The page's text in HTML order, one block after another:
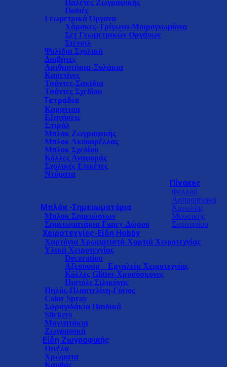
Παλέτες Ζωγραφικής
Ποδιές
Γεωμετρικά Όργανα
Χάρακες-Τρίγωνα-Μοιρογνωμόνια
Σετ Γεωμετρικών Οργάνων
Στένσιλ
Ψαλίδια Σχολικά
Διαβήτες
Αριθμητήρια-Ξυλάκια
Κασετίνες
Τσάντες-Σακίδια
Τσάντες Σχεδίου
Τετράδια
Καρφίτσα
Εξηγήσεις
Σπιράλ
Μπλοκ Ζωγραφικής
Μπλοκ Ακουαρέλλας
Μπλοκ Σχεδίου
Κόλλες Αναφοράς
Σχολικές Ετικέτες
Ντύματα
Μπλόκ -Σημειωματάρια
Μπλοκ Σημειώσεων
Σημειωματάρια Fancy-Δώρου
Πίνακες
Φελλού
Ασπροπίνακα
Κιμωλίας
Μουσικής
Σεμιναρίου
Χειροτεχνίες-Είδη Hobby
Χαρτόνια Χρωματιστά-Χαρτιά Χειροτεχνίας
Υλικά Χειροτεχνίας
Decoration
Αξεσουάρ – Εργαλεία Χειροτεχνίας
Κόλλες Glitter-Xρυσόσκονες
Πιστόλι Σιλικόνης
Πηλός-Πλαστελίνη-Γύψος
Color Spray
Σφραγιδάκια Παιδικά
Stickers
Μαγνητάκια
Ζωγραφική
Είδη Ζωγραφικής
Πινέλα
Χρώματα
Καμβάς